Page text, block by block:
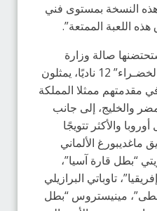
هذه النسخة بمستوى فني
اللعبة الممتعة”.
صالة وزارة
الرياضة بالدمام “الصـالات الخضـراء” 12 ناديًا، يمثلون
مقدمتهم ممثلا المملكة
والخليج، إلى جانب
والأكثر تتويجًا
الألماني
“بطل قارة آسيا”،
تاوباتي البرازيلي
مينيستروس “بطل